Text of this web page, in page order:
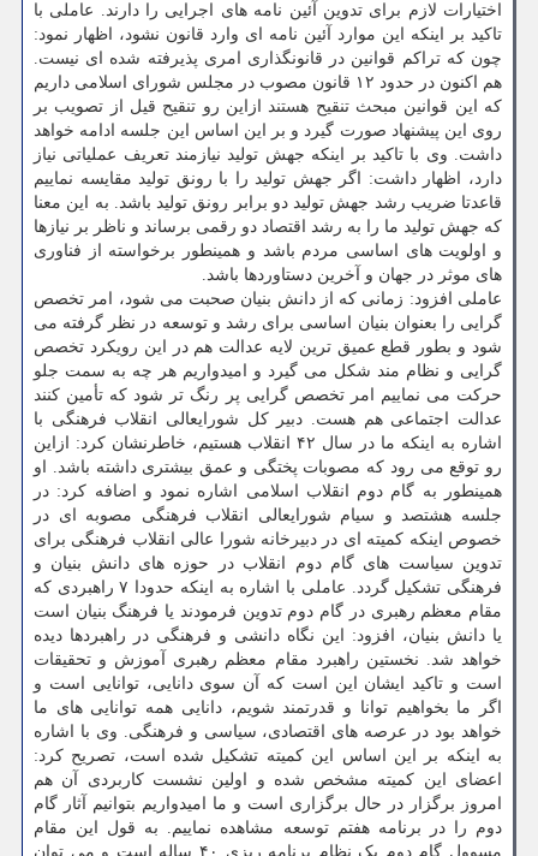
اختیارات لازم برای تدوین آئین نامه های اجرایی را دارند. عاملی با
تاکید بر اینکه این موارد آئین نامه ای وارد قانون نشود، اظهار نمود:
چون که تراکم قوانین در قانونگذاری امری پذیرفته شده ای نیست.
هم اکنون در حدود ۱۲ قانون مصوب در مجلس شورای اسلامی داریم
که این قوانین مبحث تنقیح هستند ازاین رو تنقیح قیل از تصویب بر
روی این پیشنهاد صورت گیرد و بر این اساس این جلسه ادامه خواهد
داشت. وی با تاکید بر اینکه جهش تولید نیازمند تعریف عملیاتی نیاز
دارد، اظهار داشت: اگر جهش تولید را با رونق تولید مقایسه نماییم
قاعدتا ضریب رشد جهش تولید دو برابر رونق تولید باشد. به این معنا
که جهش تولید ما را به رشد اقتصاد دو رقمی برساند و ناظر بر نیازها
و اولویت های اساسی مردم باشد و همینطور برخواسته از فناوری
های موثر در جهان و آخرین دستاوردها باشد.
عاملی افزود: زمانی که از دانش بنیان صحبت می شود، امر تخصص
گرایی را بعنوان بنیان اساسی برای رشد و توسعه در نظر گرفته می
شود و بطور قطع عمیق ترین لایه عدالت هم در این رویکرد تخصص
گرایی و نظام مند شکل می گیرد و امیدواریم هر چه به سمت جلو
حرکت می نماییم امر تخصص گرایی پر رنگ تر شود که تأمین کنند
عدالت اجتماعی هم هست. دبیر کل شورایعالی انقلاب فرهنگی با
اشاره به اینکه ما در سال ۴۲ انقلاب هستیم، خاطرنشان کرد: ازاین
رو توقع می رود که مصوبات پختگی و عمق بیشتری داشته باشد. او
همینطور به گام دوم انقلاب اسلامی اشاره نمود و اضافه کرد: در
جلسه هشتصد و سی‎ام شورایعالی انقلاب فرهنگی مصوبه ای در
خصوص اینکه کمیته ای در دبیرخانه شورا عالی انقلاب فرهنگی برای
تدوین سیاست های گام دوم انقلاب در حوزه های دانش بنیان و
فرهنگی تشکیل گردد. عاملی با اشاره به اینکه حدودا ۷ راهبردی که
مقام معظم رهبری در گام دوم تدوین فرمودند یا فرهنگ بنیان است
یا دانش بنیان، افزود: این نگاه دانشی و فرهنگی در راهبردها دیده
خواهد شد. نخستین راهبرد مقام معظم رهبری آموزش و تحقیقات
است و تاکید ایشان این است که آن سوی دانایی، توانایی است و
اگر ما بخواهیم توانا و قدرتمند شویم، دانایی همه توانایی های ما
خواهد بود در عرصه های اقتصادی، سیاسی و فرهنگی. وی با اشاره
به اینکه بر این اساس این کمیته تشکیل شده است، تصریح کرد:
اعضای این کمیته مشخص شده و اولین نشست کاربردی آن هم
امروز برگزار در حال برگزاری است و ما امیدواریم بتوانیم آثار گام
دوم را در برنامه هفتم توسعه مشاهده نماییم. به قول این مقام
مسوول گام دوم یک نظام برنامه ریزی ۴۰ ساله است و می توان